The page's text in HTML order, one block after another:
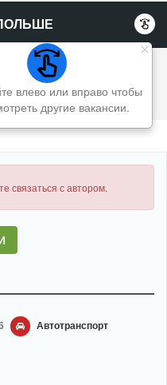
влево или вправо чтобы
другие вакансии.
Автотранспорт
связаться с автором.
Автотранспорт